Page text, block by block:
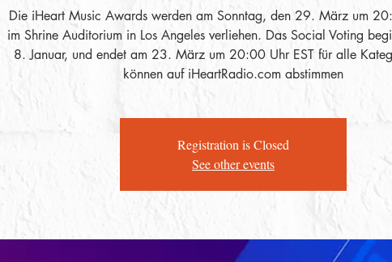
Die iHeart Music Awards werden am Sonntag, den 29. März um
im Shrine Auditorium in Los Angeles verliehen. Das Social Voting
8. Januar, und endet am 23. März um 20:00 Uhr EST für alle
können auf iHeartRadio.com abstimmen
Registration is Closed
See other events